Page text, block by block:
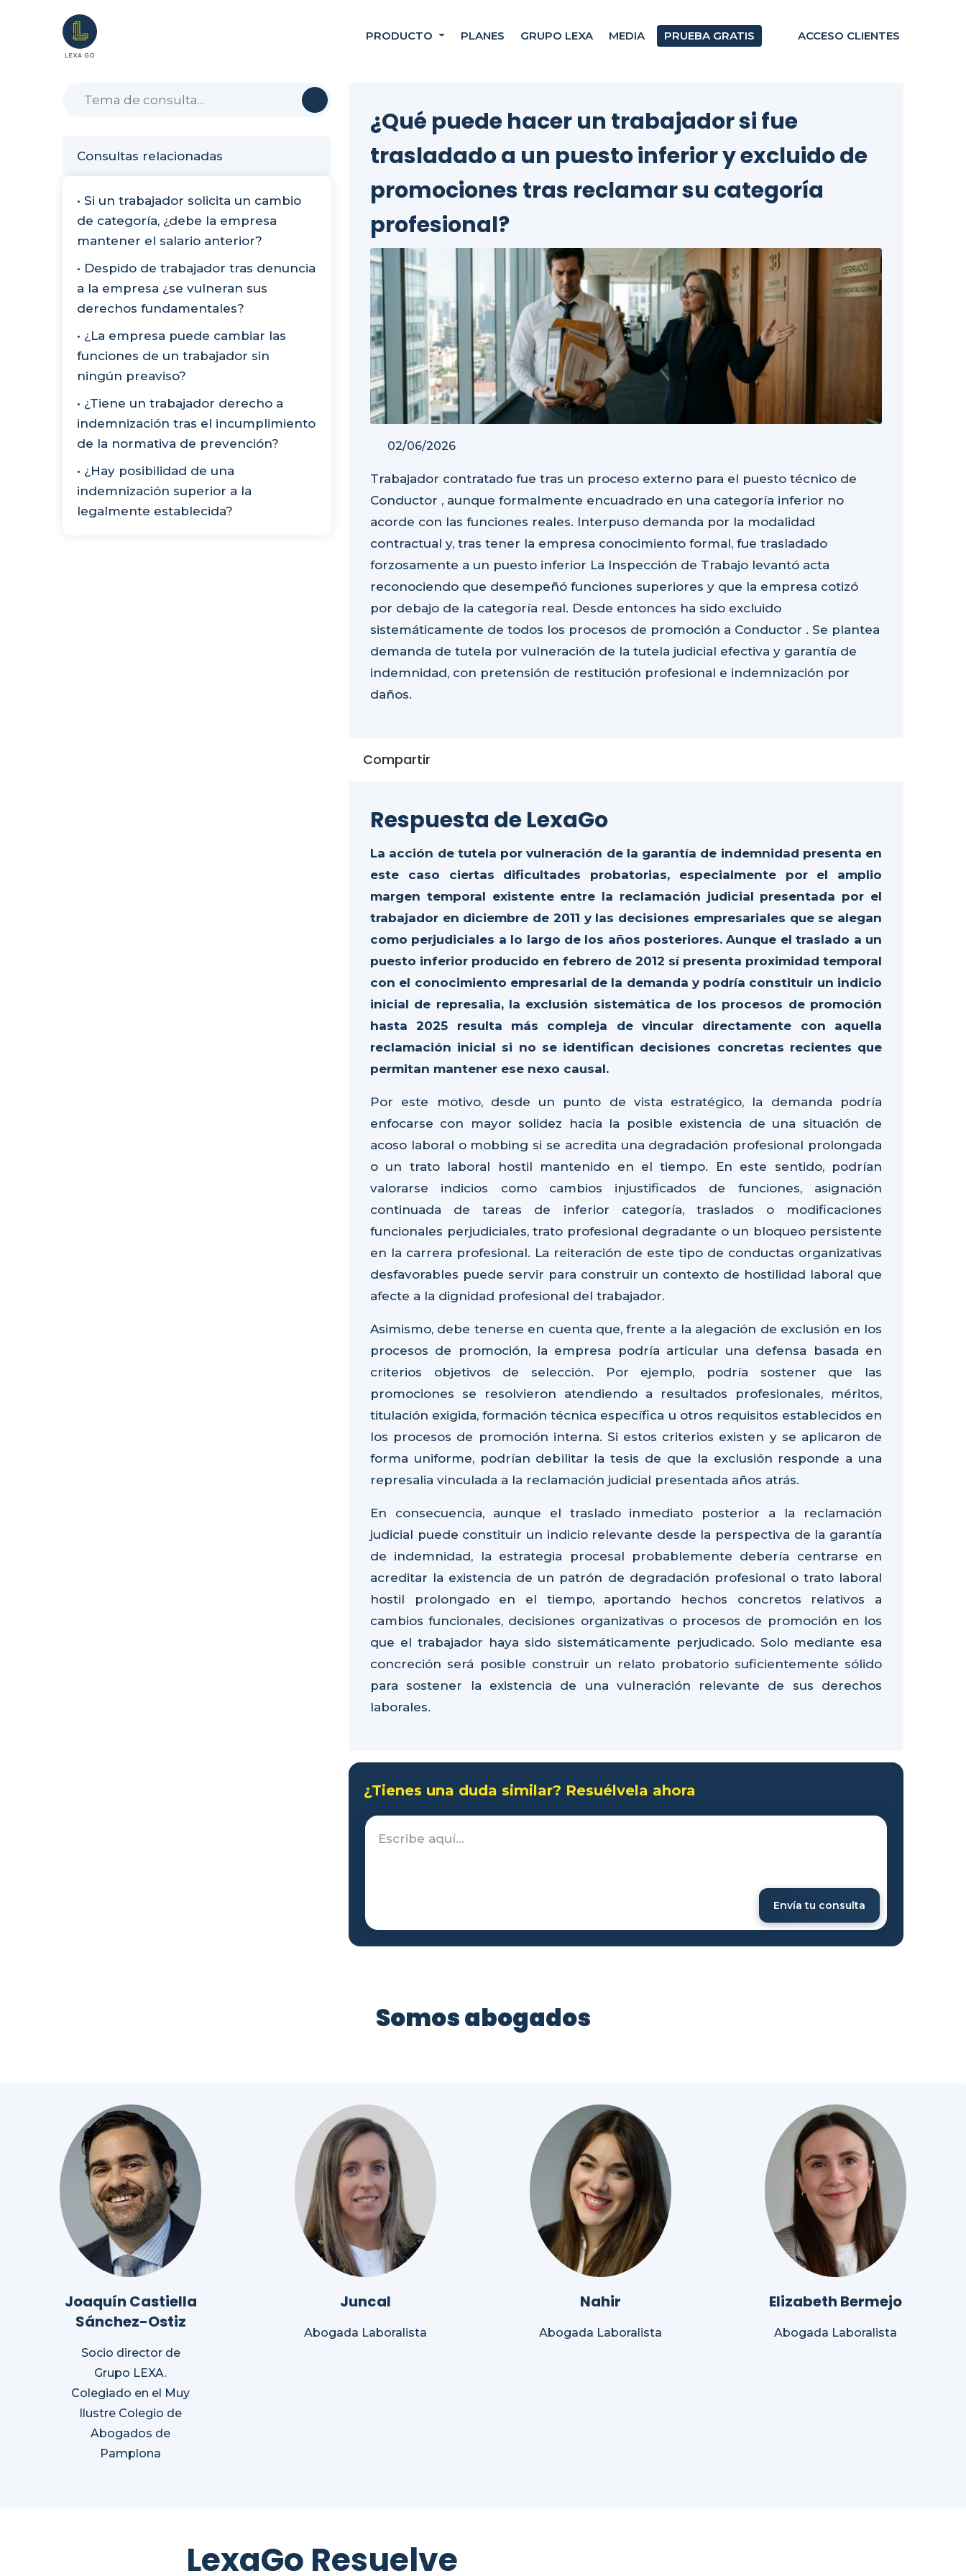
PRODUCTO PLANES GRUPO LEXA MEDIA PRUEBA GRATIS ACCESO CLIENTES
Consultas relacionadas
• Si un trabajador solicita un cambio
de categoría, ¿debe la empresa
mantener el salario anterior?
• Despido de trabajador tras denuncia
a la empresa ¿se vulneran sus
derechos fundamentales?
• ¿La empresa puede cambiar las
funciones de un trabajador sin
ningún preaviso?
• ¿Tiene un trabajador derecho a
indemnización tras el incumplimiento
de la normativa de prevención?
• ¿Hay posibilidad de una
indemnización superior a la
legalmente establecida?
¿Qué puede hacer un trabajador si fue
trasladado a un puesto inferior y excluido de
promociones tras reclamar su categoría
profesional?
02/06/2026
Trabajador contratado fue tras un proceso externo para el puesto técnico de
Conductor , aunque formalmente encuadrado en una categoría inferior no
acorde con las funciones reales. Interpuso demanda por la modalidad
contractual y, tras tener la empresa conocimiento formal, fue trasladado
forzosamente a un puesto inferior La Inspección de Trabajo levantó acta
reconociendo que desempeñó funciones superiores y que la empresa cotizó
por debajo de la categoría real. Desde entonces ha sido excluido
sistemáticamente de todos los procesos de promoción a Conductor . Se plantea
demanda de tutela por vulneración de la tutela judicial efectiva y garantía de
indemnidad, con pretensión de restitución profesional e indemnización por
daños.
Compartir
Respuesta de LexaGo
La acción de tutela por vulneración de la garantía de indemnidad presenta en
este caso ciertas dificultades probatorias, especialmente por el amplio
margen temporal existente entre la reclamación judicial presentada por el
trabajador en diciembre de 2011 y las decisiones empresariales que se alegan
como perjudiciales a lo largo de los años posteriores. Aunque el traslado a un
puesto inferior producido en febrero de 2012 sí presenta proximidad temporal
con el conocimiento empresarial de la demanda y podría constituir un indicio
inicial de represalia, la exclusión sistemática de los procesos de promoción
hasta 2025 resulta más compleja de vincular directamente con aquella
reclamación inicial si no se identifican decisiones concretas recientes que
permitan mantener ese nexo causal.
Por este motivo, desde un punto de vista estratégico, la demanda podría
enfocarse con mayor solidez hacia la posible existencia de una situación de
acoso laboral o mobbing si se acredita una degradación profesional prolongada
o un trato laboral hostil mantenido en el tiempo. En este sentido, podrían
valorarse indicios como cambios injustificados de funciones, asignación
continuada de tareas de inferior categoría, traslados o modificaciones
funcionales perjudiciales, trato profesional degradante o un bloqueo persistente
en la carrera profesional. La reiteración de este tipo de conductas organizativas
desfavorables puede servir para construir un contexto de hostilidad laboral que
afecte a la dignidad profesional del trabajador.
Asimismo, debe tenerse en cuenta que, frente a la alegación de exclusión en los
procesos de promoción, la empresa podría articular una defensa basada en
criterios objetivos de selección. Por ejemplo, podría sostener que las
promociones se resolvieron atendiendo a resultados profesionales, méritos,
titulación exigida, formación técnica específica u otros requisitos establecidos en
los procesos de promoción interna. Si estos criterios existen y se aplicaron de
forma uniforme, podrían debilitar la tesis de que la exclusión responde a una
represalia vinculada a la reclamación judicial presentada años atrás.
En consecuencia, aunque el traslado inmediato posterior a la reclamación
judicial puede constituir un indicio relevante desde la perspectiva de la garantía
de indemnidad, la estrategia procesal probablemente debería centrarse en
acreditar la existencia de un patrón de degradación profesional o trato laboral
hostil prolongado en el tiempo, aportando hechos concretos relativos a
cambios funcionales, decisiones organizativas o procesos de promoción en los
que el trabajador haya sido sistemáticamente perjudicado. Solo mediante esa
concreción será posible construir un relato probatorio suficientemente sólido
para sostener la existencia de una vulneración relevante de sus derechos
laborales.
¿Tienes una duda similar? Resuélvela ahora
Envía tu consulta
Somos abogados
Joaquín Castiella
Sánchez-Ostiz
Socio director de
Grupo LEXA.
Colegiado en el Muy
Ilustre Colegio de
Abogados de
Pamplona
Juncal
Abogada Laboralista
Nahir
Abogada Laboralista
Elizabeth Bermejo
Abogada Laboralista
LexaGo Resuelve